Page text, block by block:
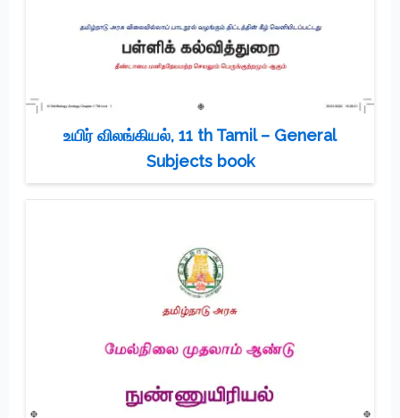
உயிர் விலங்கியல், 11 th Tamil – General
Subjects book